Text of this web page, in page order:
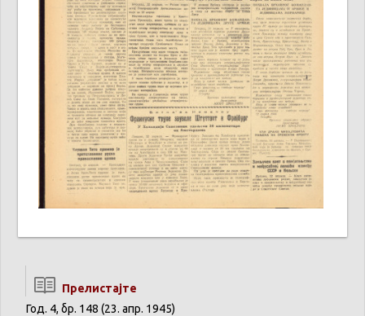
Прелистајте
Год. 4, бр. 148 (23. апр. 1945)